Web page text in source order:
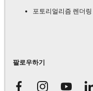
포토리얼리즘 렌더링
팔로우하기